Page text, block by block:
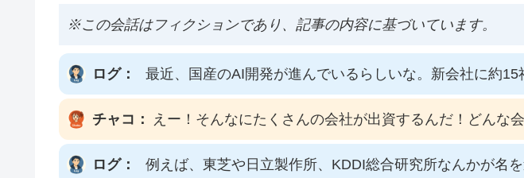
※この会話はフィクションであり、記事の内容に基づいています。
ログ： 最近、国産のAI開発が進んでいるらしいな。新会社に約15
チャコ： えー！そんなにたくさんの会社が出資するんだ！どんな
ログ： 例えば、東芝や日立製作所、KDDI総合研究所なんかが名を